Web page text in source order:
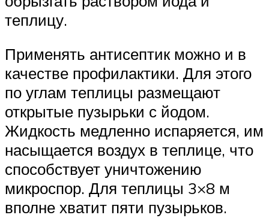
теплицу.
Применять антисептик можно и в
качестве профилактики. Для этого
по углам теплицы размещают
открытые пузырьки с йодом.
Жидкость медленно испаряется, им
насыщается воздух в теплице, что
способствует уничтожению
микроспор. Для теплицы 3×8 м
вполне хватит пяти пузырьков.